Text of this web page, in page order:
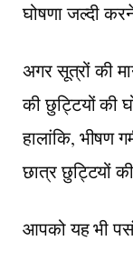
घोषणा जल्दी
अगर सूत्रों की
की छुट्टियों की
हालांकि, भीषण
छात्र छुट्टियों
आपको यह भी